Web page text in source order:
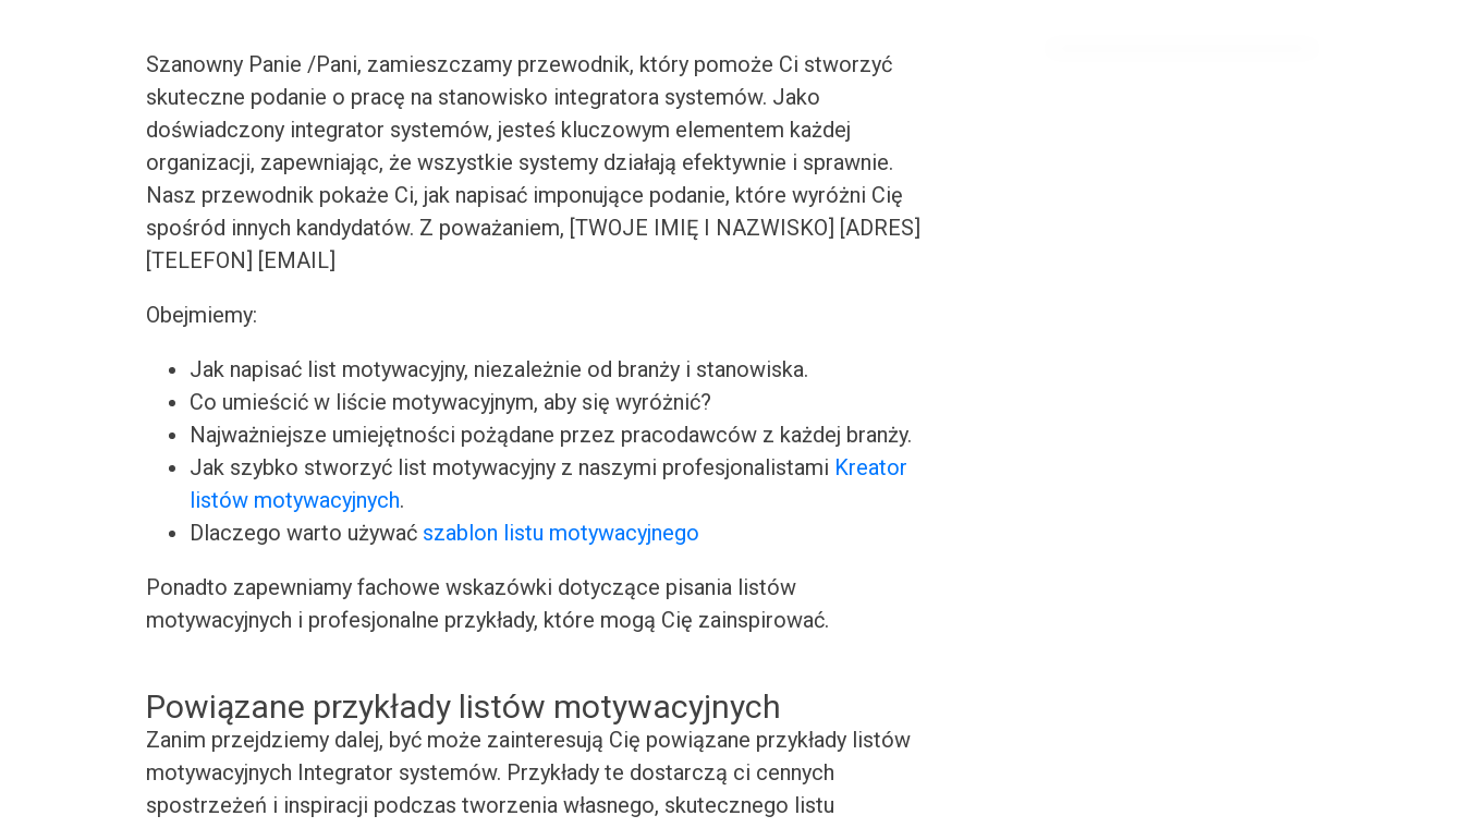
Szanowny Panie /Pani, zamieszczamy przewodnik, który pomoże Ci stworzyć
skuteczne podanie o pracę na stanowisko integratora systemów. Jako
doświadczony integrator systemów, jesteś kluczowym elementem każdej
organizacji, zapewniając, że wszystkie systemy działają efektywnie i sprawnie.
Nasz przewodnik pokaże Ci, jak napisać imponujące podanie, które wyróżni Cię
spośród innych kandydatów. Z poważaniem, [TWOJE IMIĘ I NAZWISKO] [ADRES]
[TELEFON] [EMAIL]
Obejmiemy:
Jak napisać list motywacyjny, niezależnie od branży i stanowiska.
Co umieścić w liście motywacyjnym, aby się wyróżnić?
Najważniejsze umiejętności pożądane przez pracodawców z każdej branży.
Jak szybko stworzyć list motywacyjny z naszymi profesjonalistami Kreator
listów motywacyjnych.
Dlaczego warto używać szablon listu motywacyjnego
Ponadto zapewniamy fachowe wskazówki dotyczące pisania listów
motywacyjnych i profesjonalne przykłady, które mogą Cię zainspirować.
Powiązane przykłady listów motywacyjnych
Zanim przejdziemy dalej, być może zainteresują Cię powiązane przykłady listów
motywacyjnych Integrator systemów. Przykłady te dostarczą ci cennych
spostrzeżeń i inspiracji podczas tworzenia własnego, skutecznego listu